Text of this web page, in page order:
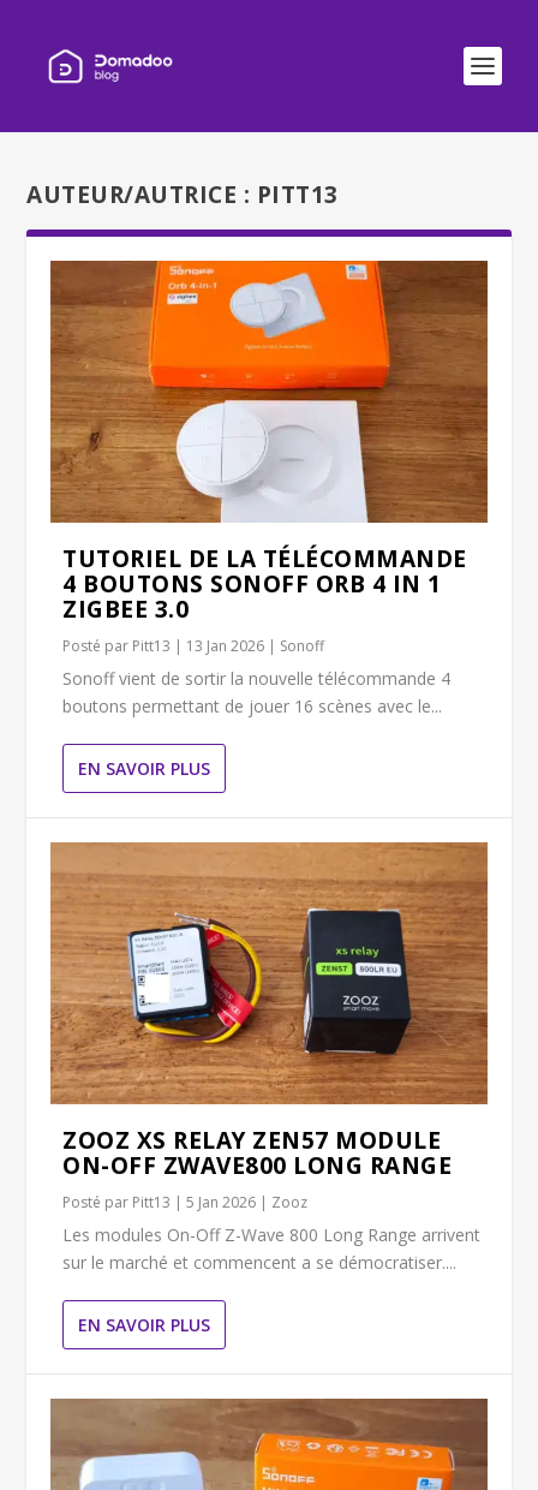
AUTEUR/AUTRICE : PITT13
TUTORIEL DE LA TÉLÉCOMMANDE
4 BOUTONS SONOFF ORB 4 IN 1
ZIGBEE 3.0
Posté par Pitt13 | 13 Jan 2026 | Sonoff
Sonoff vient de sortir la nouvelle télécommande 4
boutons permettant de jouer 16 scènes avec le...
EN SAVOIR PLUS
ZOOZ XS RELAY ZEN57 MODULE
ON-OFF ZWAVE800 LONG RANGE
Posté par Pitt13 |5 Jan 2026 | Zooz
Les modules On-Off Z-Wave 800 Long Range arrivent
sur le marché et commencent a se démocratiser....
EN SAVOIR PLUS